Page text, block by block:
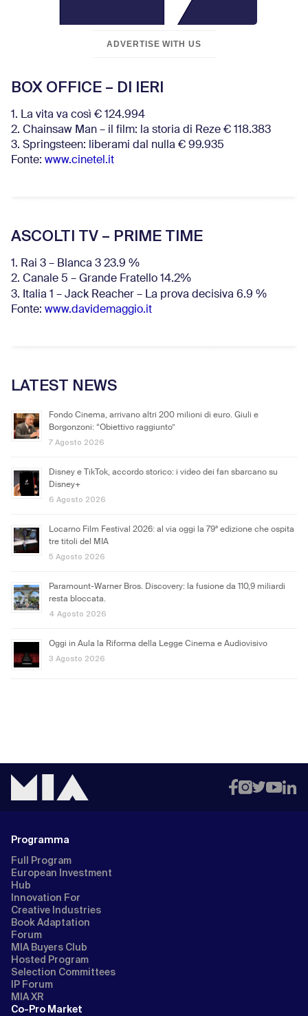
ADVERTISE WITH US
BOX OFFICE – DI IERI
1. La vita va così € 124.994
2. Chainsaw Man – il film: la storia di Reze € 118.383
3. Springsteen: liberami dal nulla € 99.935
Fonte: www.cinetel.it
ASCOLTI TV – PRIME TIME
1. Rai 3 – Blanca 3 23.9 %
2. Canale 5 – Grande Fratello 14.2%
3. Italia 1 – Jack Reacher – La prova decisiva 6.9 %
Fonte: www.davidemaggio.it
LATEST NEWS
Fondo Cinema, arrivano altri 200 milioni di euro. Giuli e
Borgonzoni: “Obiettivo raggiunto”
7 Agosto 2026
Disney e TikTok, accordo storico: i video dei fan sbarcano su
Disney+
6 Agosto 2026
Locarno Film Festival 2026: al via oggi la 79ª edizione che ospita
tre titoli del MIA
5 Agosto 2026
Paramount-Warner Bros. Discovery: la fusione da 110,9 miliardi
resta bloccata.
4 Agosto 2026
Oggi in Aula la Riforma della Legge Cinema e Audiovisivo
3 Agosto 2026
Programma
Full Program
European Investment
Hub
Innovation For
Creative Industries
Book Adaptation
Forum
MIA Buyers Club
Hosted Program
Selection Committees
IP Forum
MIA XR
Co-Pro Market